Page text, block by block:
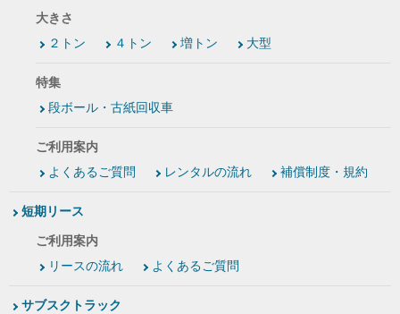
大きさ
２トン
４トン 増トン 大型
特集
段ボール・古紙回収車
ご利用案内
よくあるご質問
レンタルの流れ 補償制度・規約
短期リース
ご利用案内
リースの流れ
よくあるご質問
サブスクトラック